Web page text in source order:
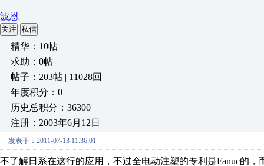
波恩
关注 私信
精华：10帖
求助：0帖
帖子：203帖 | 11028回
年度积分：0
历史总积分：36300
注册：2003年6月12日
发表于：2011-07-13 11:36:01
不了解日系在这行的应用，不过全电动注塑的专利是Fanuc的，